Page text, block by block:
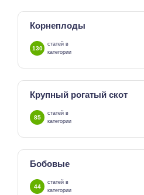
Корнеплоды
130
статей в
категории
Крупный рогатый скот
85
статей в
категории
Бобовые
44
статей в
категории